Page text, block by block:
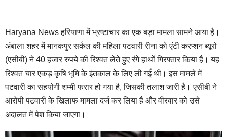
Haryana News हरियाणा में भ्रष्टाचार का एक बड़ा मामला सामने आया है।
अंबाला शहर में मानकपुर सर्कल की महिला पटवारी रीना को एंटी करप्शन ब्यूरो
(एसीबी) ने 40 हजार रुपये की रिश्वत लेते हुए रंगे हाथों गिरफ्तार किया है। यह
रिश्वत चार एकड़ कृषि भूमि के इंतकाल के लिए ली गई थी। इस मामले में
पटवारी का सहयोगी शम्मी फरार हो गया है, जिसकी तलाश जारी है। एसीबी ने
आरोपी पटवारी के खिलाफ मामला दर्ज कर लिया है और वीरवार को उसे
अदालत में पेश किया जाएगा।